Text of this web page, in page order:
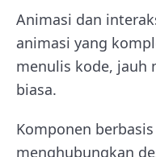
Animasi dan
animasi yang
menulis kode, jauh
biasa.
Komponen berbasis
menghubungkan